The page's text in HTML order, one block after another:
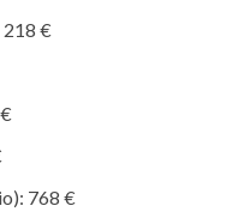
218 €
768 €